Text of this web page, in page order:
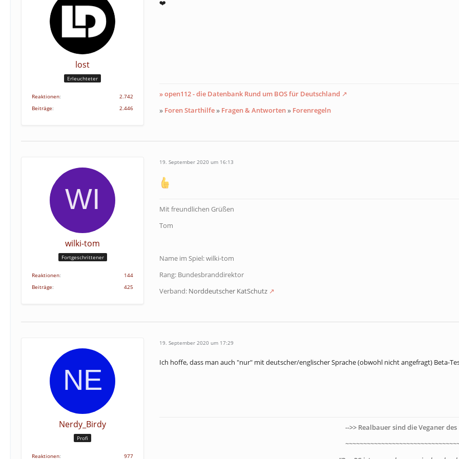
lost
Erleuchteter
Reaktionen
2.742
Beiträge
2.446
❤️
» open112 - die Datenbank Rund um BOS für Deutschland
» Foren Starthilfe» Fragen & Antworten» Forenregeln
wilki-tom
Fortgeschrittener
Reaktionen
144
Beiträge
425
19. September 2020 um 16:13
Mit freundlichen Grüßen
Tom
Name im Spiel: wilki-tom
Rang: Bundesbranddirektor
Verband: Norddeutscher KatSchutz
Nerdy_Birdy
Profi
Reaktionen 977
19. September 2020 um 17:29
Ich hoffe, dass man auch "nur" mit deutscher/englischer Sprache (obwohl nicht angefragt) Beta-
-->> Realbauer sind die Veganer des